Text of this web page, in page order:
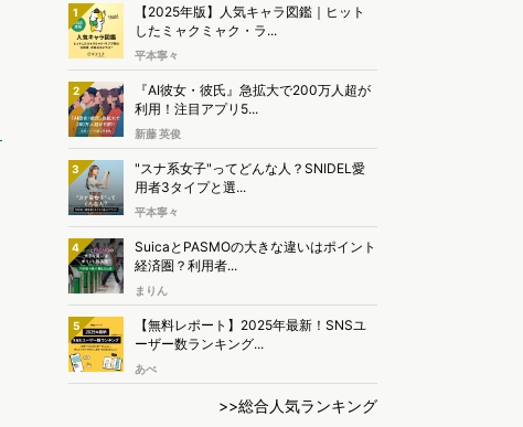
1
【2025年版】人気キャラ図鑑｜ヒット
したミャクミャク・ラ...
平本寧々
2
『AI彼女・彼氏』急拡大で200万人超が
利用！注目アプリ5...
新藤 英俊
3
"スナ系女子"ってどんな人？SNIDEL愛
用者3タイプと選...
平本寧々
4
SuicaとPASMOの大きな違いはポイント
経済圏？利用者...
まりん
5
【無料レポート】2025年最新！SNSユ
ーザー数ランキング...
あべ
>>総合人気ランキング